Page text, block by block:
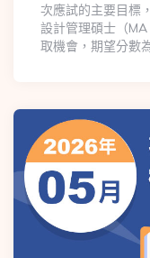
次應試的主要目標
設計管理碩士（
取機會，期望分數